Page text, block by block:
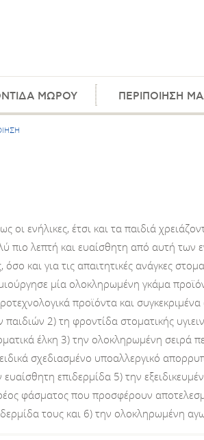
ΜΩΡΟΥ ΠΕΡΙΠΟΙΗΣΗ
οι ενήλικες, έτσι και τα παιδιά
πιο λεπτή και ευαίσθητη από αυτή των
όσο και για τις απαιτητικές ανάγκες
μία ολοκληρωμένη γκάμα
προϊόντα και
παιδιών 2) τη φροντίδα στοματικής
έλκη 3) την ολοκληρωμένη σειρά
σχεδιασμένο υποαλλεργικό
ευαίσθητη επιδερμίδα 5) την
φάσματος που προσφέρουν
τους και 6) την ολοκληρωμένη